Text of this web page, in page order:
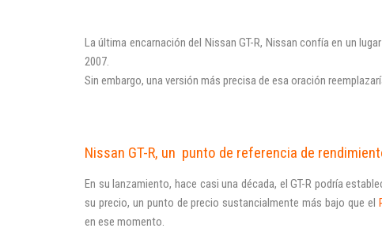
La última encarnación del Nissan GT-R, Nissan confía en un
2007.
Sin embargo, una versión más precisa de esa oración
Nissan GT-R, un punto de referencia de
En su lanzamiento, hace casi una década, el GT-R podría
su precio, un punto de precio sustancialmente más bajo que el
en ese momento.